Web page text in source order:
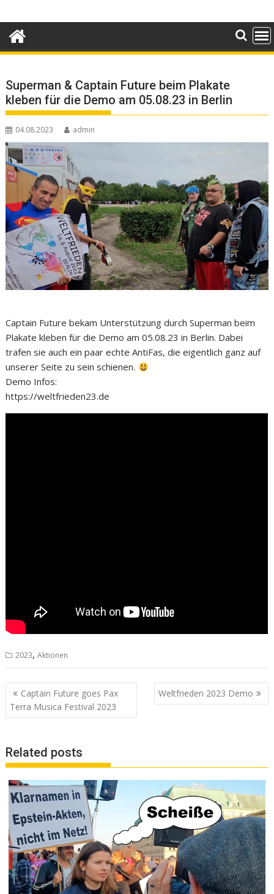
to
content
Superman & Captain Future beim Plakate
kleben für die Demo am 05.08.23 in Berlin
04.08.2023 admin
Captain Future bekam Unterstützung durch Superman beim
Plakate kleben für die Demo am 05.08.23 in Berlin. Dabei
trafen sie auch ein paar echte AntiFas, die eigentlich ganz auf
unserer Seite zu sein schienen.
Demo Infos:
https://weltfrieden23.de
2023,Aktionen
Beitrags-
Navigation
Captain Future goes Pax
Terra Musica Festival 2023
Weltfrieden 2023 Demo
Related posts